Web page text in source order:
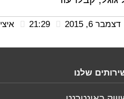
דצמבר 6, 2015
שלנו